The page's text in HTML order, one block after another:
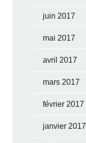
juin 2017
mai 2017
avril 2017
mars 2017
février 2017
janvier 2017